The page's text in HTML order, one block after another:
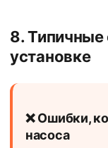
8.
установке
❌ Ошибки,
насоса